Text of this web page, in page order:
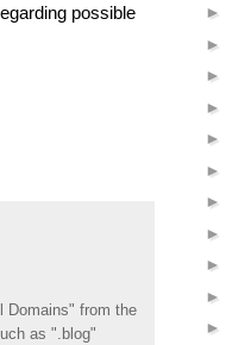
possible
Domains" from the
as ".blog"
►
►
►
►
►
►
►
►
►
►
►